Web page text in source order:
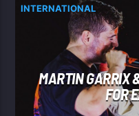
INTERNATIONAL
MARTIN GARRIX
FOR